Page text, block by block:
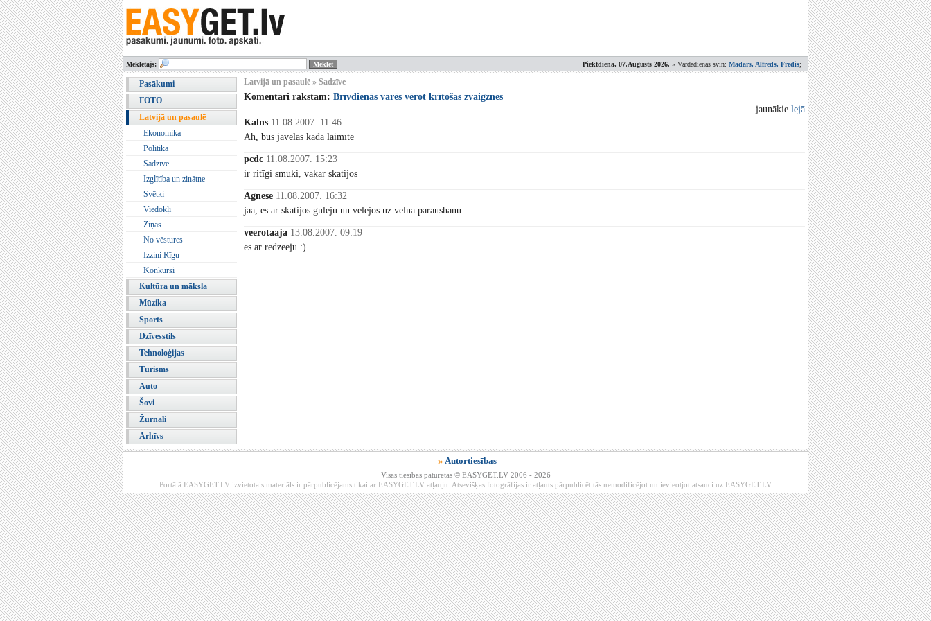
Piektdiena, 07.Augusts 2026. » Vārdadienas svin: Madars, Alfrēds, Fredis;
Meklētājs:
Pasākumi
FOTO
Latvijā un pasaulē
Ekonomika
Politika
Sadzīve
Izglītība un zinātne
Svētki
Viedokļi
Ziņas
No vēstures
Izzini Rīgu
Konkursi
Kultūra un māksla
Mūzika
Sports
Dzīvesstils
Tehnoloģijas
Tūrisms
Auto
Šovi
Žurnāli
Arhīvs
Latvijā un pasaulē » Sadzīve
Komentāri rakstam: Brīvdienās varēs vērot krītošas zvaigznes
jaunākie lejā
Kalns 11.08.2007. 11:46
Ah, būs jāvēlās kāda laimīte
pcdc 11.08.2007. 15:23
ir ritīgi smuki, vakar skatijos
Agnese 11.08.2007. 16:32
jaa, es ar skatijos guleju un velejos uz velna paraushanu
veerotaaja 13.08.2007. 09:19
es ar redzeeju :)
» Autortiesības
Visas tiesības paturētas © EASYGET.LV 2006 - 2026
Portālā EASYGET.LV izvietotais materiāls ir pārpublicējams tikai ar EASYGET.LV atļauju. Atsevišķas fotogrāfijas ir atļauts pārpublicēt tās nemodificējot un ievieotjot atsauci uz EASYGET.LV